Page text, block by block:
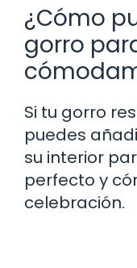
¿Cómo
gorro
Si tu gorro
puedes
su interior
perfecto y
celebración.